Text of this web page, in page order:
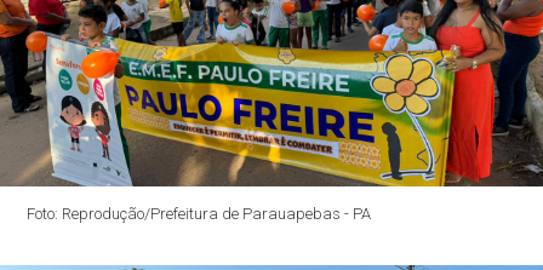
Foto: Reprodução/Prefeitura de Parauapebas - PA